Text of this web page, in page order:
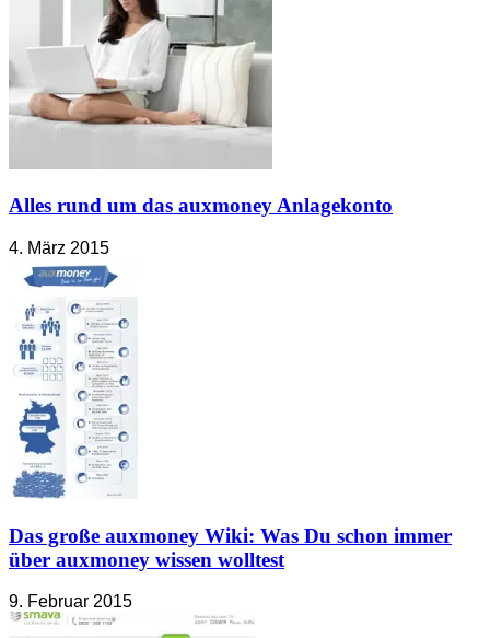
Alles rund um das auxmoney Anlagekonto
4. März 2015
Das große auxmoney Wiki: Was Du schon immer
über auxmoney wissen wolltest
9. Februar 2015